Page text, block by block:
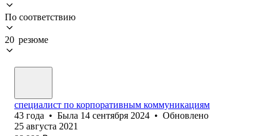
По соответствию
20 резюме
специалист по корпоративным коммуникациям
43 года • Была 14 сентября 2024 • Обновлено
25 августа 2021